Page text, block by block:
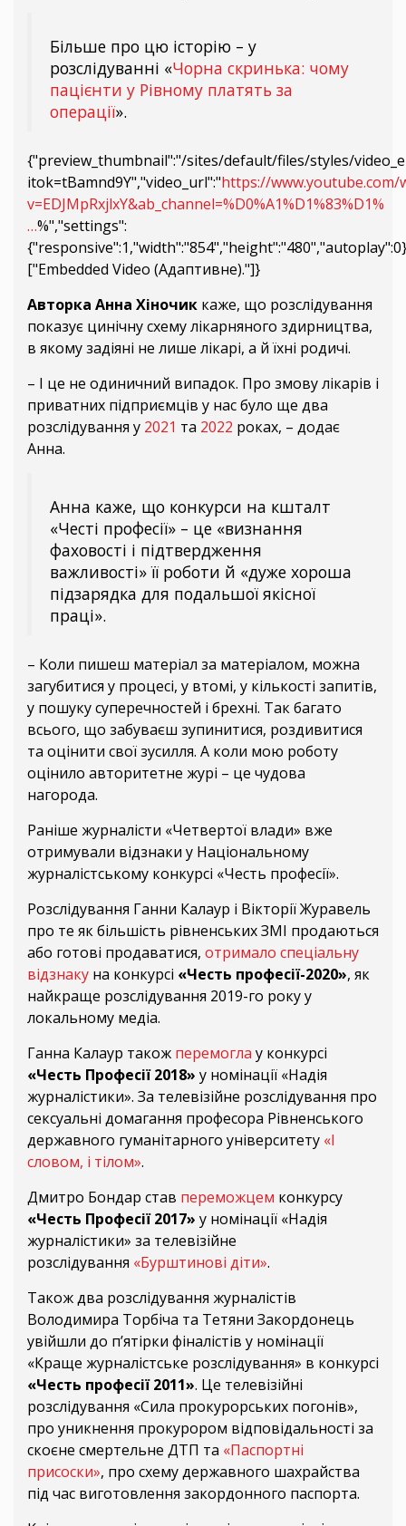
Більше про цю історію – у
розслідуванні «Чорна скринька: чому
пацієнти у Рівному платять за
операції».
{"preview_thumbnail":"/sites/default/files/styles/
itok=tBamnd9Y","video_url":"https://www.youtube.com/
v=EDJMpRxjlxY&ab_channel=%D0%A1%D1%83%D1%
…%","settings":
["Embedded Video (Адаптивне)."]}
Авторка Анна Хіночик каже, що розслідування
показує цинічну схему лікарняного здирництва,
в якому задіяні не лише лікарі, а й їхні родичі.
– І це не одиничний випадок. Про змову лікарів і
приватних підприємців у нас було ще два
розслідування у 2021 та 2022 роках, – додає
Анна.
Анна каже, що конкурси на кшталт
«Честі професії» – це «визнання
фаховості і підтвердження
важливості» її роботи й «дуже хороша
підзарядка для подальшої якісної
праці».
– Коли пишеш матеріал за матеріалом, можна
загубитися у процесі, у втомі, у кількості запитів,
у пошуку суперечностей і брехні. Так багато
всього, що забуваєш зупинитися, роздивитися
та оцінити свої зусилля. А коли мою роботу
оцінило авторитетне журі – це чудова
нагорода.
Раніше журналісти «Четвертої влади» вже
отримували відзнаки у Національному
журналістському конкурсі «Честь професії».
Розслідування Ганни Калаур і Вікторії Журавель
про те як більшість рівненських ЗМІ продаються
або готові продаватися, отримало спеціальну
відзнаку на конкурсі «Честь професії-2020», як
найкраще розслідування 2019-го року у
локальному медіа.
Ганна Калаур також перемогла у конкурсі
«Честь Професії 2018» у номінації «Надія
журналістики». За телевізійне розслідування про
сексуальні домагання професора Рівненського
державного гуманітарного університету «І
словом, і тілом».
Дмитро Бондар став переможцем конкурсу
«Честь Професії 2017» у номінації «Надія
журналістики» за телевізійне
розслідування «Бурштинові діти».
Також два розслідування журналістів
Володимира Торбіча та Тетяни Закордонець
увійшли до п’ятірки фіналістів у номінації
«Краще журналістське розслідування» в конкурсі
«Честь професії 2011». Це телевізійні
розслідування «Сила прокурорських погонів»,
про уникнення прокурором відповідальності за
скоєне смертельне ДТП та «Паспортні
присоски», про схему державного шахрайства
під час виготовлення закордонного паспорта.